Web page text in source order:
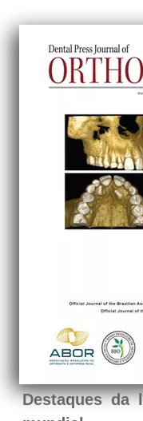
Destaques da